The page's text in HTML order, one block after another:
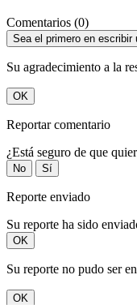
Comentarios (0)
Sea el primero en escribir
Su agradecimiento a la
OK
Reportar comentario
¿Está seguro de que
No Sí
Reporte enviado
Su reporte ha sido
OK
Su reporte no pudo ser
OK